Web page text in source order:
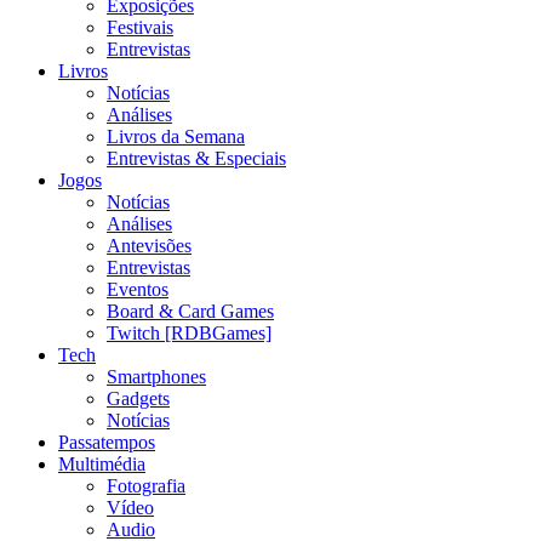
Exposições
Festivais
Entrevistas
Livros
Notícias
Análises
Livros da Semana
Entrevistas & Especiais
Jogos
Notícias
Análises
Antevisões
Entrevistas
Eventos
Board & Card Games
Twitch [RDBGames]
Tech
Smartphones
Gadgets
Notícias
Passatempos
Multimédia
Fotografia
Vídeo
Audio